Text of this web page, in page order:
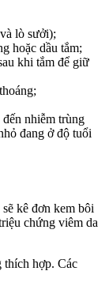
lò sưởi);
hoặc dầu tắm;
khi tắm để giữ
nhiễm trùng
đang ở độ tuổi
kê đơn kem bôi
chứng viêm da
thích hợp. Các